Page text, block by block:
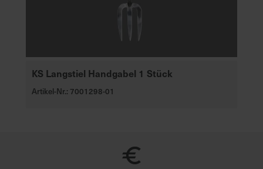
KS Langstiel Handgabel 1 Stück
Artikel-Nr.: 7001298-01